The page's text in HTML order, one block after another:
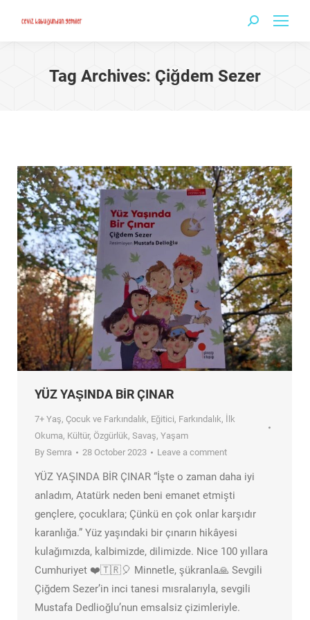
Search:
Tag Archives: Çiğdem Sezer
YÜZ YAŞINDA BİR ÇINAR
7+ Yaş, Çocuk ve Farkındalık, Eğitici, Farkındalık, İlk
Okuma, Kültür, Özgürlük, Savaş, Yaşam
By Semra 28 October 2023 Leave a comment
YÜZ YAŞINDA BİR ÇINAR “İşte o zaman daha iyi
anladım, Atatürk neden beni emanet etmişti
gençlere, çocuklara; Çünkü en çok onlar karşıdır
karanlığa.” Yüz yaşındaki bir çınarın hikâyesi
kulağımızda, kalbimizde, dilimizde. Nice 100 yıllara
Cumhuriyet ❤️🇹🇷🎈 Minnetle, şükranla🙏 Sevgili
Çiğdem Sezer’in inci tanesi mısralarıyla, sevgili
Mustafa Dedlioğlu’nun emsalsiz çizimleriyle.